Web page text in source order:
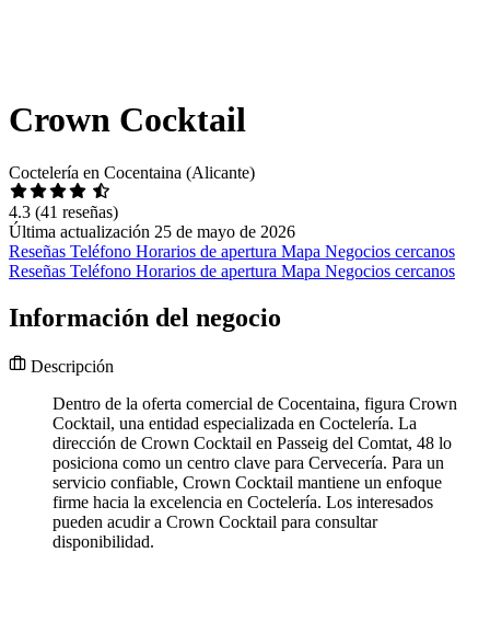
Crown Cocktail
Coctelería en Cocentaina (Alicante)
4.3 (41 reseñas)
Última actualización 25 de mayo de 2026
Reseñas Teléfono Horarios de apertura Mapa Negocios cercanos
Reseñas Teléfono Horarios de apertura Mapa Negocios cercanos
Información del negocio
Descripción
Dentro de la oferta comercial de Cocentaina, figura Crown
Cocktail, una entidad especializada en Coctelería. La
dirección de Crown Cocktail en Passeig del Comtat, 48 lo
posiciona como un centro clave para Cervecería. Para un
servicio confiable, Crown Cocktail mantiene un enfoque
firme hacia la excelencia en Coctelería. Los interesados
pueden acudir a Crown Cocktail para consultar
disponibilidad.